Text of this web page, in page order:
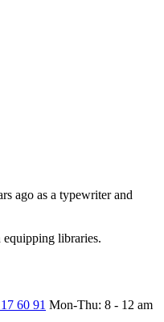
ago as a typewriter and
equipping libraries.
60 91 Mon-Thu: 8 - 12 am